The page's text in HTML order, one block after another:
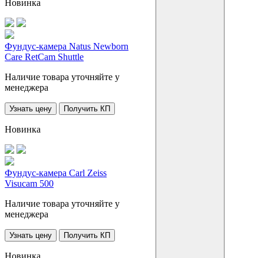
Новинка
Фундус-камера Natus Newborn
Care RetCam Shuttle
Наличие товара уточняйте у
менеджера
Узнать цену Получить КП
Новинка
Фундус-камера Carl Zeiss
Visucam 500
Наличие товара уточняйте у
менеджера
Узнать цену Получить КП